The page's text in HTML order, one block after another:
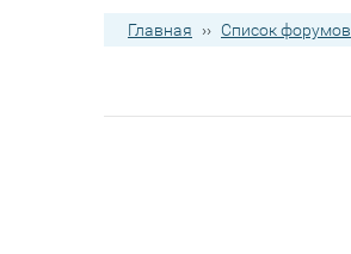
Главная ›› Список форумов